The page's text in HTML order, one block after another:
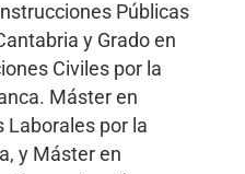
Públicas
y Grado en
Civiles por la
Máster en
Laborales por la
y Máster en